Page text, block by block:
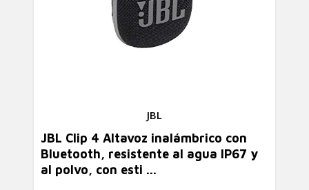
JBL
JBL Clip 4 Altavoz inalámbrico con
Bluetooth, resistente al agua IP67 y
al polvo, con esti ...